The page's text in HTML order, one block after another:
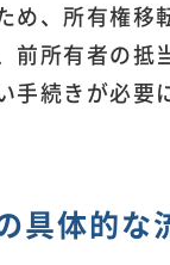
め、所有権移
前所有者の抵
手続きが必要
具体的な